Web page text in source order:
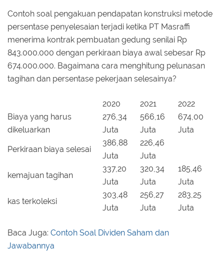
Contoh soal pengakuan pendapatan konstruksi metode
persentase penyelesaian terjadi ketika PT Masraffi
menerima kontrak pembuatan gedung senilai Rp
843.000.000 dengan perkiraan biaya awal sebesar Rp
674.000.000. Bagaimana cara menghitung pelunasan
tagihan dan persentase pekerjaan selesainya?
2020 2021
2022
Biaya yang harus
dikeluarkan
276,34
Juta
566,16
Juta
674,00
Juta
Perkiraan biaya selesai
386,88
Juta
226,46
Juta
kemajuan tagihan
337,20
Juta
320,34
Juta
185,46
Juta
kas terkoleksi
303,48
Juta
256,27
Juta
283,25
Juta
Baca Juga: Contoh Soal Dividen Saham dan
Jawabannya